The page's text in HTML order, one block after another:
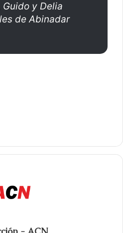
y Delia
de Abinadar